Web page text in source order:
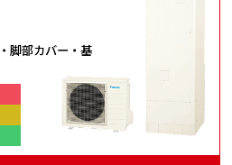
脚部カバー・基